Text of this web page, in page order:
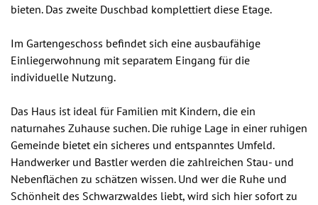
bieten. Das zweite Duschbad komplettiert diese Etage.
Im Gartengeschoss befindet sich eine ausbaufähige
Einliegerwohnung mit separatem Eingang für die
individuelle Nutzung.
Das Haus ist ideal für Familien mit Kindern, die ein
naturnahes Zuhause suchen. Die ruhige Lage in einer ruhigen
Gemeinde bietet ein sicheres und entspanntes Umfeld.
Handwerker und Bastler werden die zahlreichen Stau- und
Nebenflächen zu schätzen wissen. Und wer die Ruhe und
Schönheit des Schwarzwaldes liebt, wird sich hier sofort zu